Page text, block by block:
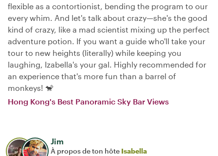
flexible as a contortionist, bending the program to our
every whim. And let's talk about crazy—she's the good
kind of crazy, like a mad scientist mixing up the perfect
adventure potion. If you want a guide who'll take your
tour to new heights (literally) while keeping you
laughing, Izabella's your gal. Highly recommended for
an experience that's more fun than a barrel of
monkeys! 🐒
Hong Kong's Best Panoramic Sky Bar Views
Jim
À propos de ton hôte Isabella